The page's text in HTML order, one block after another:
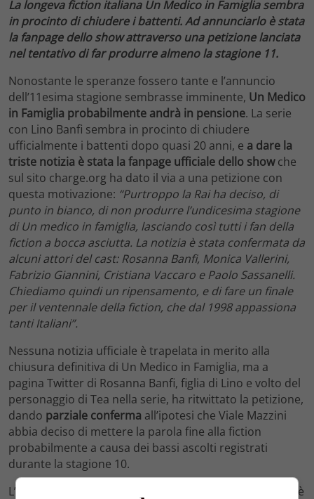
La longeva fiction italiana Un Medico in Famiglia sembra
in procinto di chiudere i battenti. Ad annunciarlo è stata
la fanpage dello show attraverso una petizione lanciata
nel tentativo di far produrre almeno la stagione 11.
Nonostante le speranze fossero tante e l’annuncio
dell’11esima stagione sembrasse imminente, Un Medico
in Famiglia probabilmente andrà in pensione. La serie
con Lino Banfi sembra in procinto di chiudere
ufficialmente i battenti dopo quasi 20 anni, e a dare la
triste notizia è stata la fanpage ufficiale dello showche
sul sito charge.org ha dato il via a una petizione con
questa motivazione: “Purtroppo la Rai ha deciso, di
punto in bianco, di non produrre l’undicesima stagione
di Un medico in famiglia, lasciando così tutti i fan della
fiction a bocca asciutta. La notizia è stata confermata da
alcuni attori del cast: Rosanna Banfi, Monica Vallerini,
Fabrizio Giannini, Cristiana Vaccaro e Paolo Sassanelli.
Chiediamo quindi un ripensamento, e di fare un finale
per il ventennale della fiction, che dal 1998 appassiona
tanti Italiani”.
Nessuna notizia ufficiale è trapelata in merito alla
chiusura definitiva di Un Medico in Famiglia, ma a
pagina Twitter di Rosanna Banfi, figlia di Lino e volto del
personaggio di Tea nella serie, ha ritwittato la petizione,
dando parziale conferma all’ipotesi che Viale Mazzini
abbia deciso di mettere la parola fine alla fiction
probabilmente a causa dei bassi ascolti registrati
durante la stagione 10.
L’unica cosa che lascia ancora un barlume di speranza è